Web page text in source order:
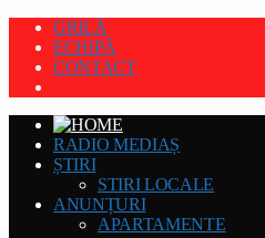
GRILĂ
ECHIPĂ
CONTACT
RADIO MEDIAȘ
ȘTIRI
STIRI LOCALE
ANUNȚURI
APARTAMENTE